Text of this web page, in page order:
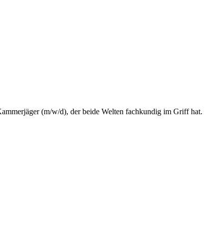
(m/w/d), der beide Welten fachkundig im Griff hat.